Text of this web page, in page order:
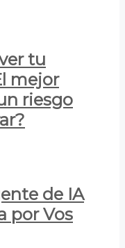
tu
mejor
riesgo
de IA
por Vos